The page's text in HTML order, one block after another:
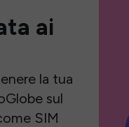
ai
la tua
sul
SIM